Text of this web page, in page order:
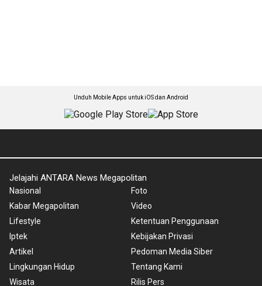
Unduh Mobile Apps untuk iOS dan Android
Jelajahi ANTARA News Megapolitan
Nasional
Kabar Megapolitan
Lifestyle
Iptek
Artikel
Lingkungan Hidup
Wisata
Foto
Video
Ketentuan Penggunaan
Kebijakan Privasi
Pedoman Media Siber
Tentang Kami
Rilis Pers